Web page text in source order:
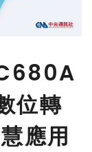
位轉
應用